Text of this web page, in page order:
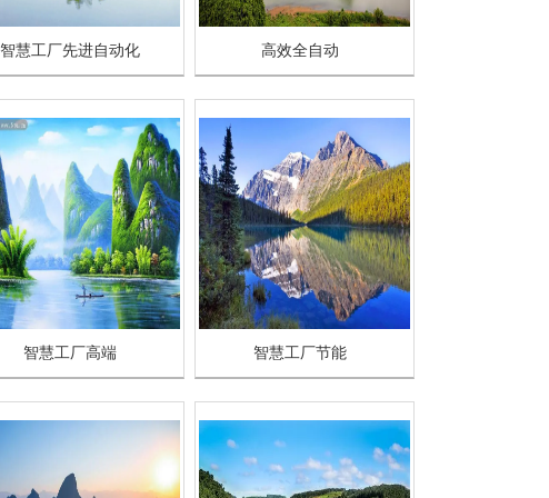
智慧工厂先进自动化 高效全自动
智慧工厂高端 智慧工厂节能